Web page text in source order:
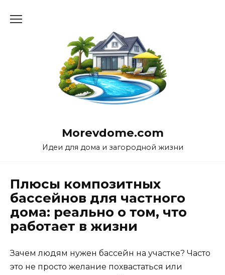
Morevdome.com
Идеи для дома и загородной жизни
Плюсы композитных
бассейнов для частного
дома: реально о том, что
работает в жизни
Зачем людям нужен бассейн на участке? Часто
это не просто желание похвастаться или